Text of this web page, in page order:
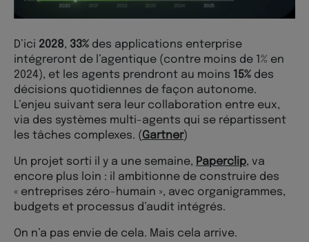
D’ici 2028, 33% des applications enterprise
intégreront de l’agentique (contre moins de 1% en
2024), et les agents prendront au moins 15% des
décisions quotidiennes de façon autonome.
L’enjeu suivant sera leur collaboration entre eux,
via des systèmes multi-agents qui se répartissent
les tâches complexes. (Gartner)
Un projet sorti il y a une semaine, Paperclip, va
encore plus loin : il ambitionne de construire des
« entreprises zéro-humain », avec organigrammes,
budgets et processus d’audit intégrés.
On n’a pas envie de cela. Mais cela arrive.